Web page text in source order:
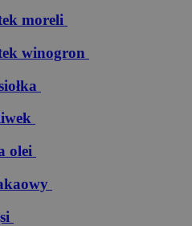
moreli
winogron
olei